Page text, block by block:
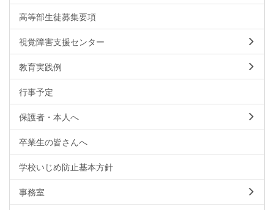
高等部生徒募集要項
視覚障害支援センター
教育実践例
行事予定
保護者・本人へ
卒業生の皆さんへ
学校いじめ防止基本方針
事務室